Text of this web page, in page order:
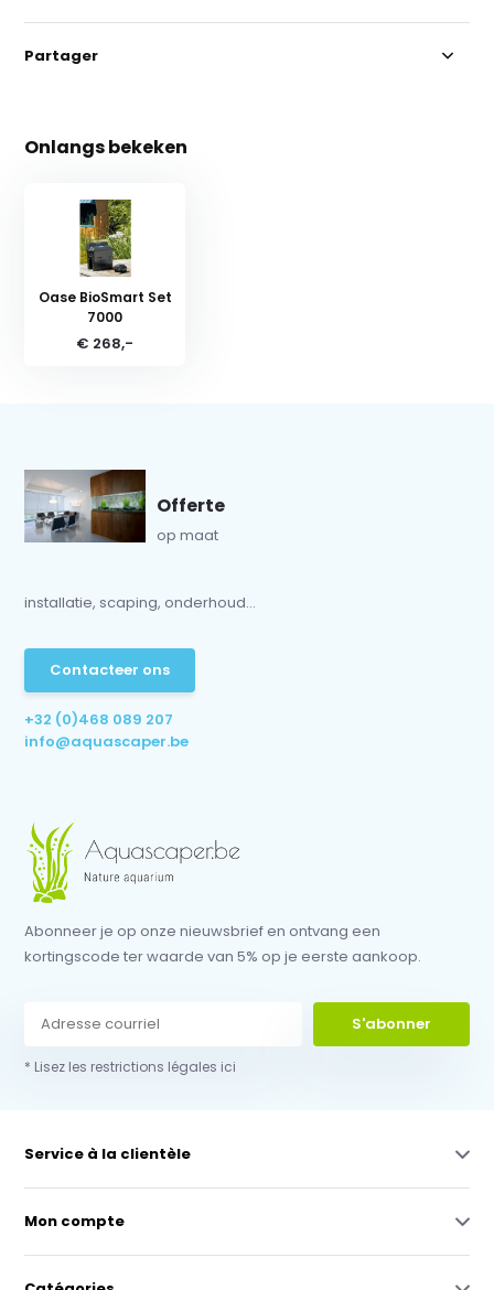
Partager
Onlangs bekeken
Oase BioSmart Set
7000
€ 268,-
Offerte
op maat
installatie, scaping, onderhoud...
Contacteer ons
+32 (0)468 089 207
info@aquascaper.be
Abonneer je op onze nieuwsbrief en ontvang een
kortingscode ter waarde van 5% op je eerste aankoop.
S'abonner
* Lisez les restrictions légales ici
Service à la clientèle
Mon compte